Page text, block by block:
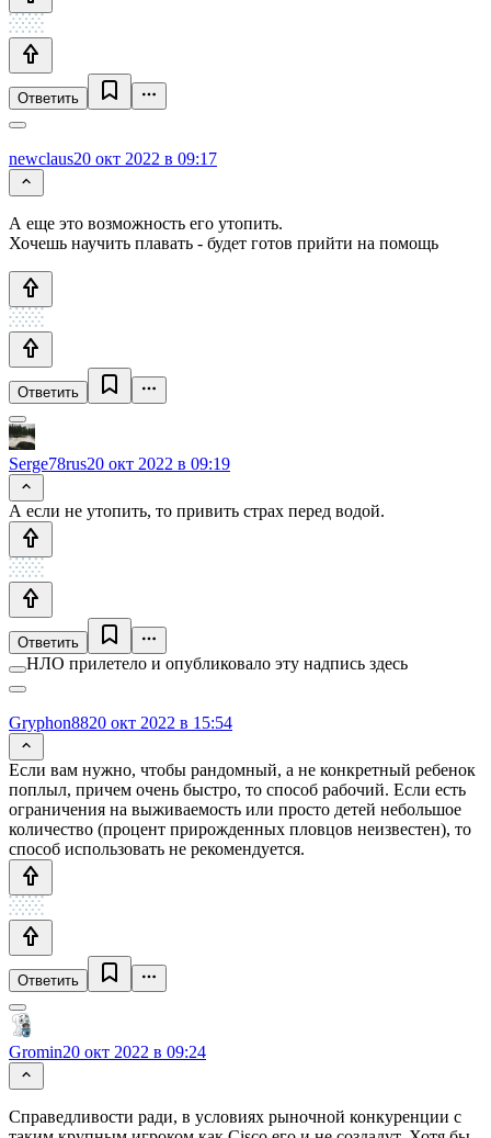
Ответить
newclaus20 окт 2022 в 09:17
А еще это возможность его утопить.
Хочешь научить плавать - будет готов прийти на помощь
Ответить
Serge78rus20 окт 2022 в 09:19
А если не утопить, то привить страх перед водой.
Ответить
НЛО прилетело и опубликовало эту надпись здесь
Gryphon8820 окт 2022 в 15:54
Если вам нужно, чтобы рандомный, а не конкретный ребенок
поплыл, причем очень быстро, то способ рабочий. Если есть
ограничения на выживаемость или просто детей небольшое
количество (процент прирожденных пловцов неизвестен), то
способ использовать не рекомендуется.
Ответить
Gromin20 окт 2022 в 09:24
Справедливости ради, в условиях рыночной конкуренции с